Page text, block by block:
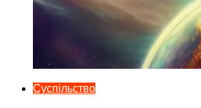
Суспільство